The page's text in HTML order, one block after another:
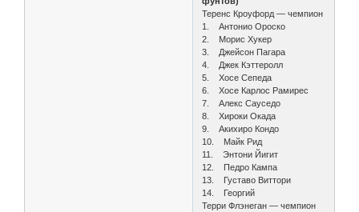
Теренс Кроуфорд — чемпион
1. Антонио Ороско
2. Морис Хукер
3. Джейсон Пагара
4. Джек Кэттеролл
5. Хосе Сепеда
6. Хосе Карлос Рамирес
7. Алекс Сауседо
8. Хироки Окада
9. Акихиро Кондо
10. Майк Рид
11. Энтони Йигит
12. Педро Кампа
13. Густаво Виттори
14. Георгий
Терри Флэнеган — чемпион